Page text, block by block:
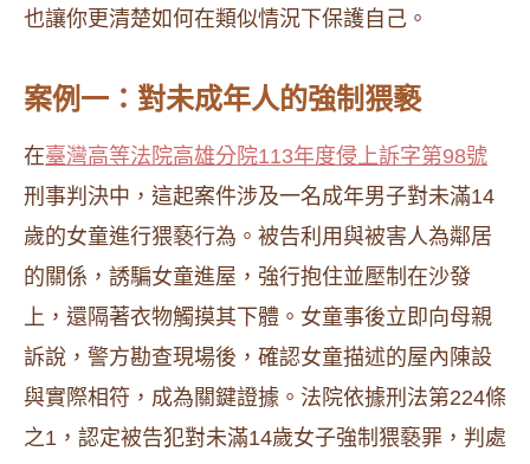
也讓你更清楚如何在類似情況下保護自己。
案例一：對未成年人的強制猥褻
在臺灣高等法院高雄分院113年度侵上訴字第98號
刑事判決中，這起案件涉及一名成年男子對未滿14
歲的女童進行猥褻行為。被告利用與被害人為鄰居
的關係，誘騙女童進屋，強行抱住並壓制在沙發
上，還隔著衣物觸摸其下體。女童事後立即向母親
訴說，警方勘查現場後，確認女童描述的屋內陳設
與實際相符，成為關鍵證據。法院依據刑法第224條
之1，認定被告犯對未滿14歲女子強制猥褻罪，判處